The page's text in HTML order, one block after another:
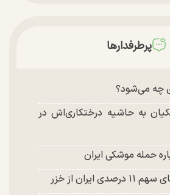
انتظار تایید نهایی شعام؟
پرطرفدارها
چه می‌شود؟
به حاشیه درختکاری‌اش در
حمله موشکی ایران
از خزر